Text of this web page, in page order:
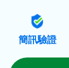
簡訊驗證